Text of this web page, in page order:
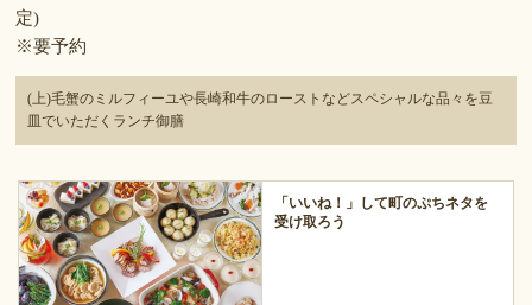
定)
※要予約
(上)毛蟹のミルフィーユや長崎和牛のローストなどスペシャルな品々を豆
皿でいただくランチ御膳
「いいね！」して町のぷちネタを
受け取ろう